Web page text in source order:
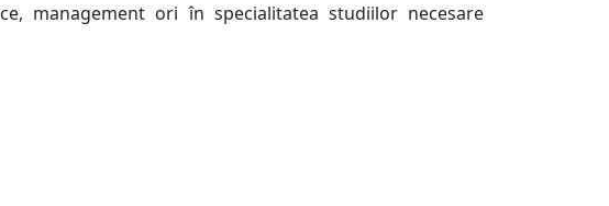
management ori în specialitatea studiilor necesare